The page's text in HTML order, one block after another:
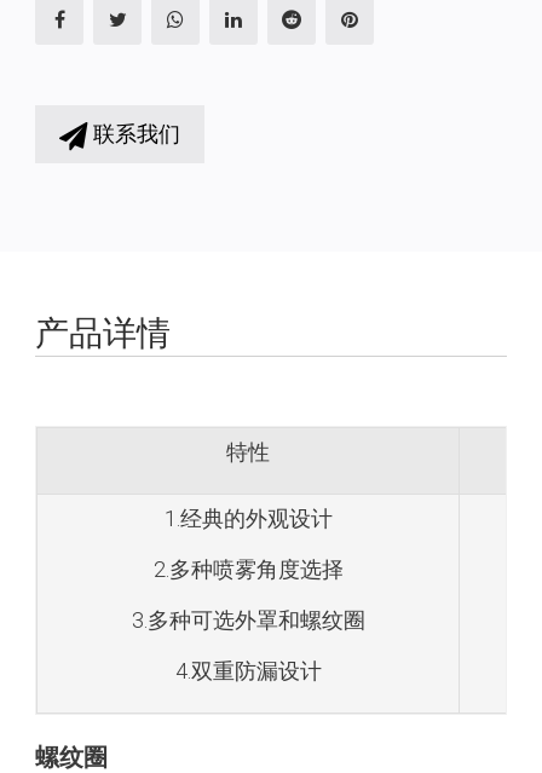
联系我们
产品详情
特性
1.经典的外观设计
2.多种喷雾角度选择
3.多种可选外罩和螺纹圈
4.双重防漏设计
螺纹圈